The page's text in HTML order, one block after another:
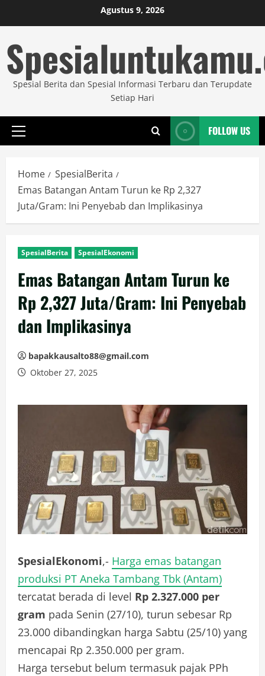
to
Agustus 9, 2026
Spesial Berita dan Spesial Informasi Terbaru dan Terupdate
Setiap Hari
Primary
FOLLOW US
Home
SpesialBerita
Emas Batangan Antam Turun ke Rp 2,327
Juta/Gram: Ini Penyebab dan Implikasinya
SpesialBerita SpesialEkonomi
Emas Batangan Antam Turun ke
Rp 2,327 Juta/Gram: Ini Penyebab
dan Implikasinya
bapakkausalto88@gmail.com
Oktober 27, 2025
SpesialEkonomi,- Harga emas batangan
produksi PT Aneka Tambang Tbk (Antam)
tercatat berada di level Rp 2.327.000 per
gram pada Senin (27/10), turun sebesar Rp
23.000 dibandingkan harga Sabtu (25/10) yang
mencapai Rp 2.350.000 per gram.
Harga tersebut belum termasuk pajak PPh